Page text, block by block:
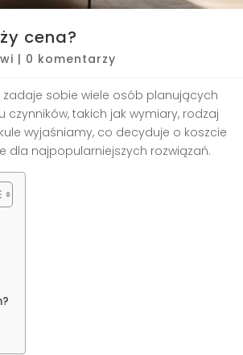
cena?
| 0 komentarzy
zadaje sobie wiele osób planujących
takich jak wymiary, rodzaj
wyjaśniamy, co decyduje o koszcie
dla najpopularniejszych rozwiązań.